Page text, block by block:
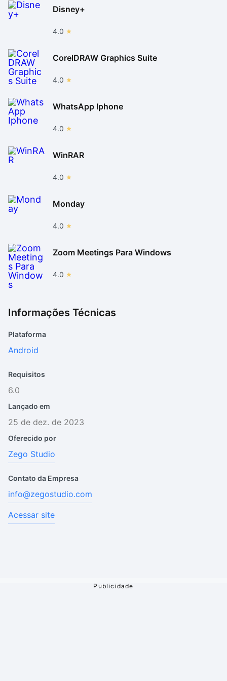
Disney+
4.0
CorelDRAW Graphics Suite
4.0
WhatsApp Iphone
4.0
WinRAR
4.0
Monday
4.0
Zoom Meetings Para Windows
4.0
Informações Técnicas
Plataforma
Android
Requisitos
6.0
Lançado em
25 de dez. de 2023
Oferecido por
Zego Studio
Contato da Empresa
info@zegostudio.com
Acessar site